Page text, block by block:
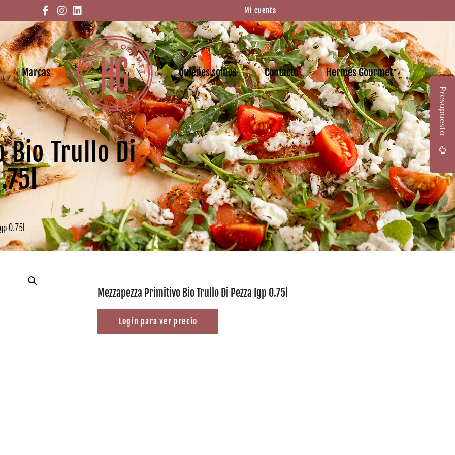
Mi cuenta
Marcas Quiénes somos Contacto Hermes Gourmet
Bio Trullo Di
0.75l
Mezzapezza Primitivo Bio Trullo Di Pezza Igp 0.75l
Login para ver precio
Presupuesto